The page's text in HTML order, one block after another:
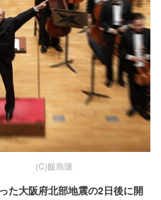
義 (C)飯島隆
た大阪府北部地震の2日後に開